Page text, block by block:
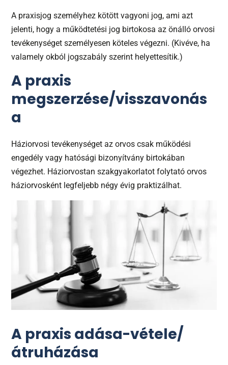
A praxisjog személyhez kötött vagyoni jog, ami azt
jelenti, hogy a működtetési jog birtokosa az önálló orvosi
tevékenységet személyesen köteles végezni. (Kivéve, ha
valamely okból jogszabály szerint helyettesítik.)
A praxis
megszerzése/visszavonás
a
Háziorvosi tevékenységet az orvos csak működési
engedély vagy hatósági bizonyítvány birtokában
végezhet. Háziorvostan szakgyakorlatot folytató orvos
háziorvosként legfeljebb négy évig praktizálhat.
A praxis adása-vétele/
átruházása